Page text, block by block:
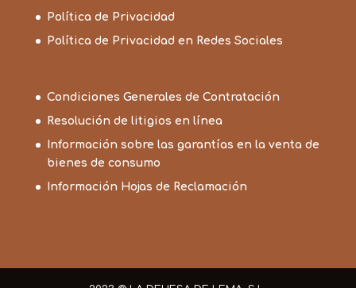
Política de Privacidad
Política de Privacidad en Redes Sociales
Condiciones Generales de Contratación
Resolución de litigios en línea
Información sobre las garantías en la venta de
bienes de consumo
Información Hojas de Reclamación